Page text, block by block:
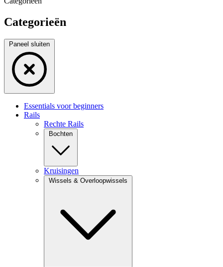
Categorieën
Paneel sluiten
Essentials voor beginners
Rails
Rechte Rails
Bochten
Kruisingen
Wissels & Overloopwissels